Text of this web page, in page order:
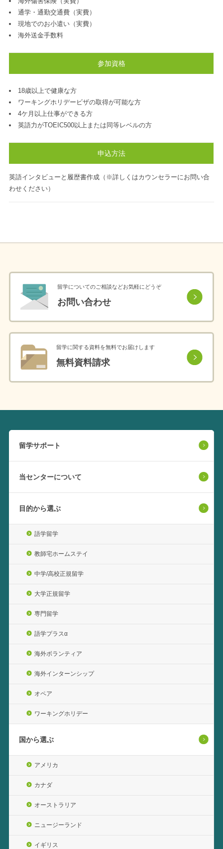
通学・通勤交通費（実費）
現地でのお小遣い（実費）
海外送金手数料
参加資格
18歳以上で健康な方
ワーキングホリデービザの取得が可能な方
4ケ月以上仕事ができる方
英語力がTOEIC500以上または同等レベルの方
申込方法
英語インタビューと履歴書作成（※詳しくはカウンセラーにお問い合
わせください）
留学についてのご相談などお気軽にどうぞ
お問い合わせ
留学に関する資料を無料でお届けします
無料資料請求
留学サポート
当センターについて
目的から選ぶ
語学留学
教師宅ホームステイ
中学/高校正規留学
大学正規留学
専門留学
語学プラスα
海外ボランティア
海外インターンシップ
オペア
ワーキングホリデー
国から選ぶ
アメリカ
カナダ
オーストラリア
ニュージーランド
イギリス